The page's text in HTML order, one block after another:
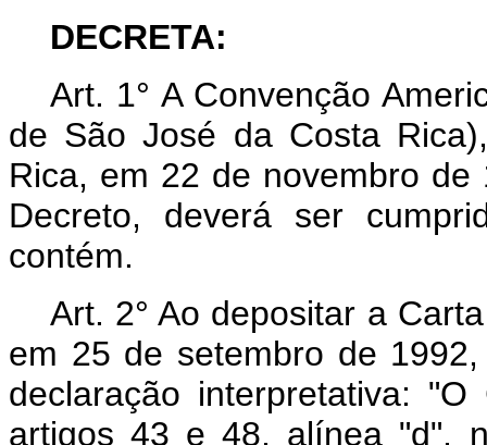
DECRETA:
Art. 1° A Convenção
de São José da Costa
Rica, em 22 de novembro
Decreto, deverá ser
contém.
Art. 2° Ao depositar a
em 25 de setembro de
declaração interpretativa:
artigos 43 e 48, alínea "d",